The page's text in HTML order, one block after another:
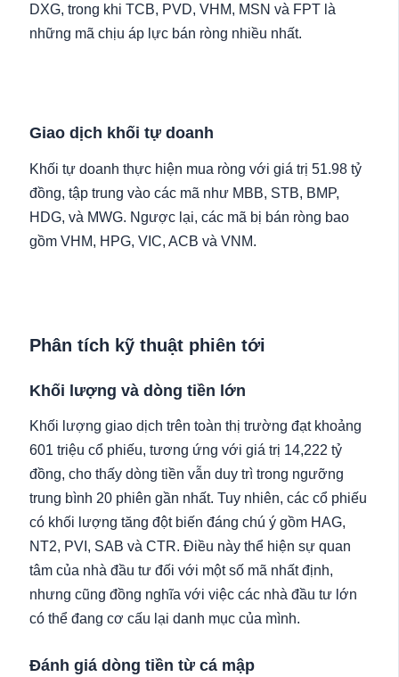
DXG, trong khi TCB, PVD, VHM, MSN và FPT là
những mã chịu áp lực bán ròng nhiều nhất.
Giao dịch khối tự doanh
Khối tự doanh thực hiện mua ròng với giá trị 51.98 tỷ
đồng, tập trung vào các mã như MBB, STB, BMP,
HDG, và MWG. Ngược lại, các mã bị bán ròng bao
gồm VHM, HPG, VIC, ACB và VNM.
Phân tích kỹ thuật phiên tới
Khối lượng và dòng tiền lớn
Khối lượng giao dịch trên toàn thị trường đạt khoảng
601 triệu cổ phiếu, tương ứng với giá trị 14,222 tỷ
đồng, cho thấy dòng tiền vẫn duy trì trong ngưỡng
trung bình 20 phiên gần nhất. Tuy nhiên, các cổ phiếu
có khối lượng tăng đột biến đáng chú ý gồm HAG,
NT2, PVI, SAB và CTR. Điều này thể hiện sự quan
tâm của nhà đầu tư đối với một số mã nhất định,
nhưng cũng đồng nghĩa với việc các nhà đầu tư lớn
có thể đang cơ cấu lại danh mục của mình.
Đánh giá dòng tiền từ cá mập